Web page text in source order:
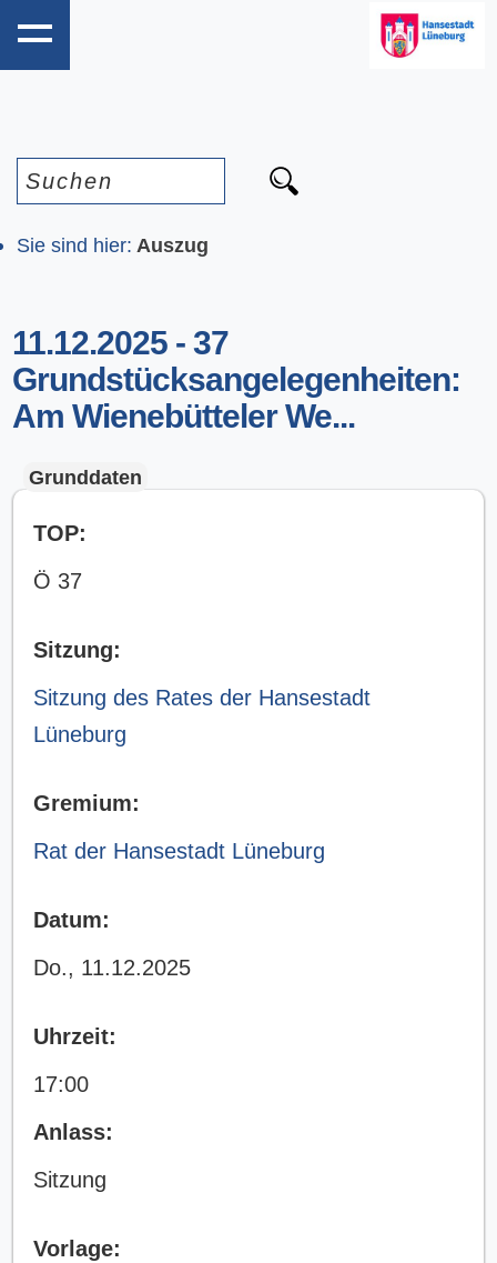
Sie sind hier: Auszug
11.12.2025 - 37
Grundstücksangelegenheiten:
Am Wienebütteler We...
Grunddaten
TOP:
Ö 37
Sitzung:
Sitzung des Rates der Hansestadt
Lüneburg
Gremium:
Rat der Hansestadt Lüneburg
Datum:
Do., 11.12.2025
Uhrzeit:
17:00
Anlass:
Sitzung
Vorlage: